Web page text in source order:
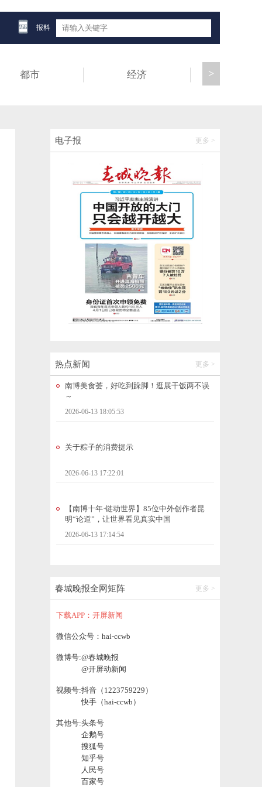
报料
都市 经济 >
电子报 更多 >
热点新闻 更多 >
师生赴西双版纳开启研学之旅
2026-06-13 16:59:29
第十届南博会丨国巡轮式巡检机器人闪耀国
40项制度创新成果发布！自贸试验区高质量
发展暨产业对接活动在昆明举办
2026-06-13 20:51:13
借南博东风释放消费动能！第4届俊发·新螺
蛳湾国际采购节火热来袭
2026-06-13 20:28:32
2026昆明市中小学、幼儿园科技绘画比赛颁
奖典礼在省妇幼保健院举办
2026-06-13 19:51:21
开屏人物｜袁洪兰：匠心守非遗，古城糍粑
南博美食荟，好吃到跺脚！逛展干饭两不误
～
2026-06-13 18:05:53
关于粽子的消费提示
2026-06-13 17:22:01
【南博十年·链动世界】85位中外创作者昆
明“论道”，让世界看见真实中国
2026-06-13 17:14:54
云南铁路开行“一路茶香”研学专列，200余名
师生赴西双版纳开启研学之旅
2026-06-13 16:59:29
第十届南博会丨国巡轮式巡检机器人闪耀国
家能源集团展厅
2026-06-13 21:20:19
40项制度创新成果发布！自贸试验区高质量
发展暨产业对接活动在昆明举办
2026-06-13 20:51:13
春城晚报全网矩阵 更多 >
下载APP：开屏新闻
微信公众号：hai-ccwb
微博号:@春城晚报
@开屏动新闻
视频号:抖音（1223759229）
快手（hai-ccwb）
其他号:头条号
企鹅号
搜狐号
知乎号
人民号
百家号